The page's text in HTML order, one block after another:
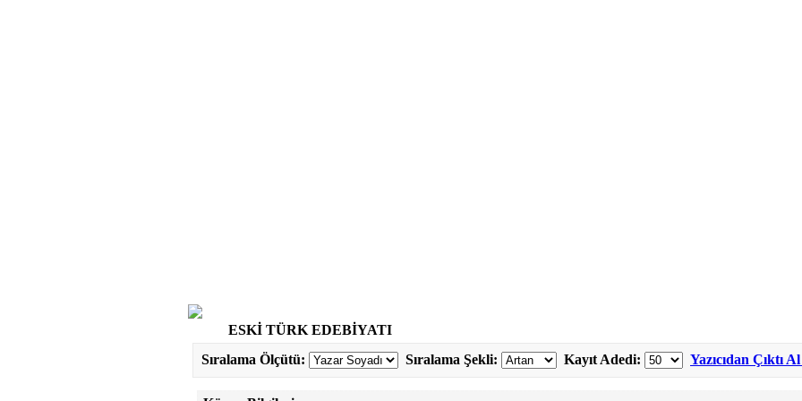
ESKİ TÜRK EDEBİYATI
Sıralama Ölçütü:
Sıralama Şekli: Kayıt Adedi: Yazıcıdan Çıktı Al